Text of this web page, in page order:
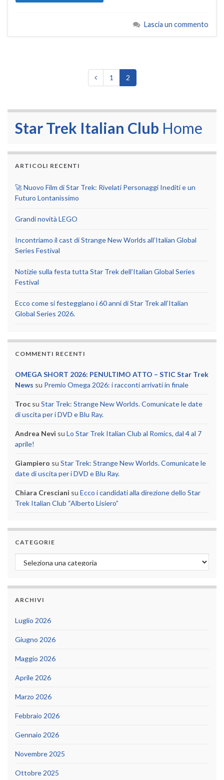
Lascia un commento
1 2
Star Trek Italian Club Home
ARTICOLI RECENTI
🚀 Nuovo Film di Star Trek: Rivelati Personaggi Inediti e un
Futuro Lontanissimo
Grandi novità LEGO
Incontriamo il cast di Strange New Worlds all’Italian Global
Series Festival
Notizie sulla festa tutta Star Trek dell’Italian Global Series
Festival
Ecco come si festeggiano i 60 anni di Star Trek all’Italian
Global Series 2026.
COMMENTI RECENTI
OMEGA SHORT 2026: PENULTIMO ATTO – STIC Star Trek
News su Premio Omega 2026: i racconti arrivati in finale
Troc su Star Trek: Strange New Worlds. Comunicate le date
di uscita per i DVD e Blu Ray.
Andrea Nevi su Lo Star Trek Italian Club al Romics, dal 4 al 7
aprile!
Giampiero su Star Trek: Strange New Worlds. Comunicate le
date di uscita per i DVD e Blu Ray.
Chiara Cresciani su Ecco i candidati alla direzione dello Star
Trek Italian Club “Alberto Lisiero”
CATEGORIE
Categorie
ARCHIVI
Luglio 2026
Giugno 2026
Maggio 2026
Aprile 2026
Marzo 2026
Febbraio 2026
Gennaio 2026
Novembre 2025
Ottobre 2025